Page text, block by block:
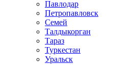
Павлодар
Петропавловск
Семей
Талдыкорган
Тараз
Туркестан
Уральск